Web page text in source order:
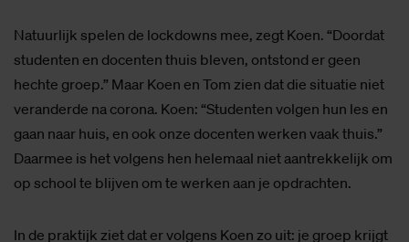
Natuurlijk spelen de lockdowns mee, zegt Koen. “Doordat
studenten en docenten thuis bleven, ontstond er geen
hechte groep.” Maar Koen en Tom zien dat die situatie niet
veranderde na corona. Koen: “Studenten volgen hun les en
gaan naar huis, en ook onze docenten werken vaak thuis.”
Daarmee is het volgens hen helemaal niet aantrekkelijk om
op school te blijven om te werken aan je opdrachten.
In de praktijk ziet dat er volgens Koen zo uit: je groep krijgt